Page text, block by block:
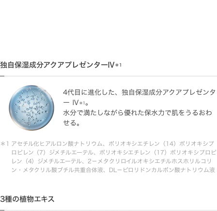
独自保湿成分アクアプレゼンターⅣ ＊1
4代目に進化した、独自保湿成分アクアプレゼンタ
ー Ⅳ ＊1 。
水分で満たしながら優れた保水力で肌をうるおわ
せる。
アセチル化ヒアルロン酸ナトリウム、ポリオキシエチレン（14）ポリオキシプ
ロピレン（7）ジメチルエーテル、ポリオキシエチレン（17）ポリオキシプロピ
レン（4）ジメチルエーテル、2－メタクリロイルオキシエチルホスホリルコリ
ン・メタクリル酸ブチル共重合体液、DL－ピロリドンカルボン酸ナトリウム液
3種の植物エキス